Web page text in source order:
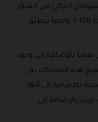
الخالي من السكر
حيث أن هذه المواد عضوية بدرجة 100 ٪ وايضا ينطبق
بالإضافة إلى وجود
هذه المنتجات تم
بالإضافة إلى أنها
بالإضافة إلى